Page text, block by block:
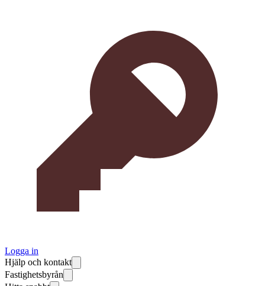
Logga in
Hjälp och kontakt
Fastighetsbyrån